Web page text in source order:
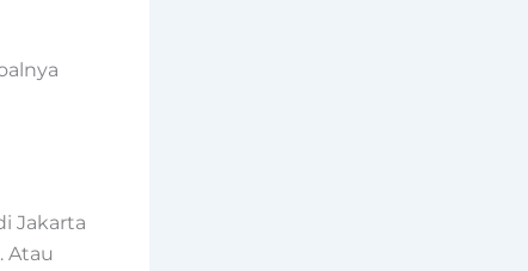
Jakarta
Atau